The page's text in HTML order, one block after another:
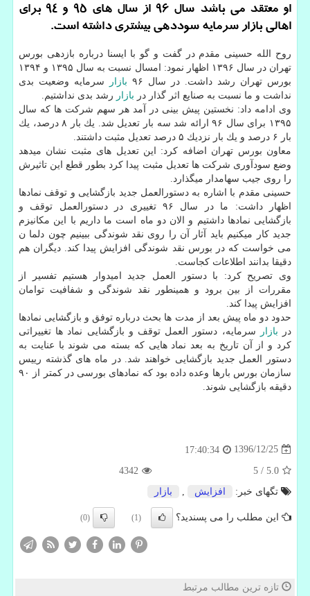
او معتقد می باشد سال ۹۶ از سال های ۹۵ و ۹۴ برای
اهالی بازار سرمایه سوددهی بیشتری داشته است.
روح الله حسینی مقدم در گفت و گو با ایسنا درباره بازدهی بورس
تهران در سال ۱۳۹۶ اظهار نمود: امسال نسبت به سال ۱۳۹۵ و ۱۳۹۴
بورس تهران رشد داشت. در سال ۹۶
بازار
سرمایه وضعیت بدی
نداشت و ما نسبت به صنایع اثر گذار در بازار رشد بدی نداشتیم.
وی ادامه داد: نخستین پیش بینی در آمد هر سهم شركت ها كه سال
۱۳۹۵ برای سال ۹۶ ارائه شد سه بار تعدیل شد. یك بار ۸ درصد، یك
بار ۶ درصد و یك بار نزدیك ۵ درصد تعدیل مثبت داشتند.
معاون بورس تهران اضافه كرد: این تعدیل های مثبت نشان میدهد
وضع سودآوری شركت ها تعدیل مثبت پیدا كرد بطور قطع این تاثیرش
را روی جیب سهامدار میگذارد.
حسینی مقدم با اشاره به دستورالعمل جدید بازگشایی و توقف نمادها
اظهار داشت: ما در سال ۹۶ تغییری در دستورالعمل توقف و
بازگشایی نمادها داشتیم و الان دو ماه است ما داریم با این مكانیزم
جدید كار میكنیم باید آثار آن را روی نقد شوندگی ببینیم چون دلما ن
می خواست كه در بورس نقد شوندگی افزایش پیدا كند. دیگران هم
دقیقا بدانند اطلاعات كجاست.
وی تصریح كرد: با دستور العمل جدید امیدوار هستیم تفسیر از
مقررات از بین برود و همینطور نقد شوندگی و شفافیت توامان
افزایش پیدا كند.
حدود دو ماه پیش بعد از مدت ها بحث درباره توفق و بازگشایی نمادها
در بازار
سرمایه، دستور العمل توقف و بازگشایی نماد ها تغییراتی
كرد و از آن تاریخ به بعد نماد هایی كه بسته می شوند با عنایت به
دستور العمل جدید بازگشایی خواهند شد. در ماه های گذشته رییس
سازمان بورس بارها وعده داده بود كه نمادهای بورسی در كمتر از ۹۰
دقیقه بازگشایی شوند.
1396/12/25
17:40:34
5.0
/
5
4342
تگهای خبر:
افزایش بازار
این مطلب را می پسندید؟ (1)
(0)
تازه ترین مطالب مرتبط